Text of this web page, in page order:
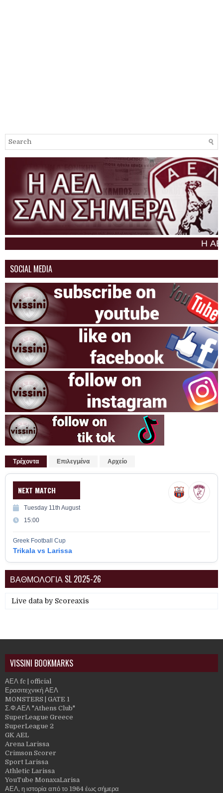
Η ΑΕΛ
SOCIAL MEDIA
Τρέχοντα Επιλεγμένα Αρχείο
NEXT MATCH
Tuesday 11th August
15:00
Greek Football Cup
Trikala vs Larissa
ΒΑΘΜΟΛΟΓΙΑ SL 2025-26
Live data by Scoreaxis
VISSINI BOOKMARKS
ΑΕΛ fc | official
Ερασιτεχνική ΑΕΛ
MONSTERS | GATE 1
Σ.Φ.ΑΕΛ "Athens Club"
SuperLeague Greece
SuperLeague 2
GK AEL
Arena Larissa
Crimson Scorer
Sport Larissa
Athletic Larissa
YouTube MonaxaLarisa
ΑΕΛ, η ιστορία από το 1964 έως σήμερα